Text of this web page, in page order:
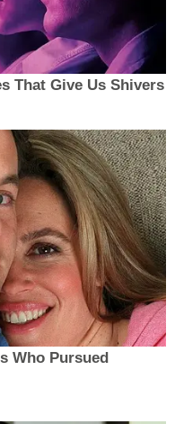
That Give Us Shivers
Who Pursued